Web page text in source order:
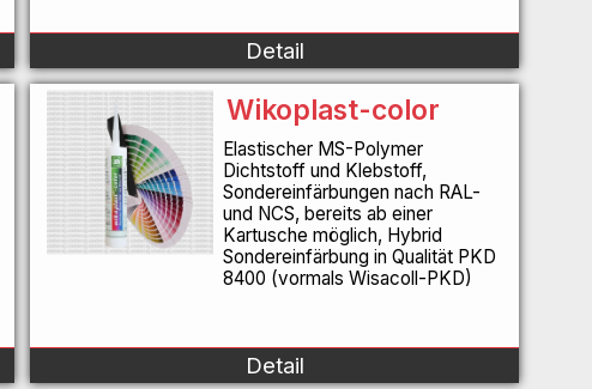
Detail
Wikoplast-color
Elastischer MS-Polymer
Dichtstoff und Klebstoff,
Sondereinfärbungen nach RAL-
und NCS, bereits ab einer
Kartusche möglich, Hybrid
Sondereinfärbung in Qualität PKD
8400 (vormals Wisacoll-PKD)
Detail